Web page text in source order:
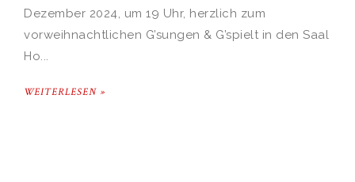
Dezember 2024, um 19 Uhr, herzlich zum
vorweihnachtlichen G’sungen & G’spielt in den Saal
Ho...
WEITERLESEN »